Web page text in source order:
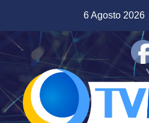
contenuto
6 Agosto 2026